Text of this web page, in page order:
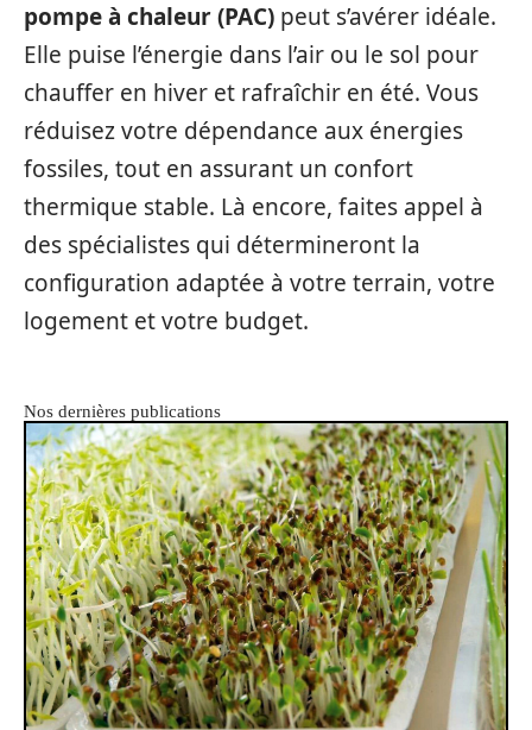
pompe à chaleur (PAC) peut s’avérer idéale.
Elle puise l’énergie dans l’air ou le sol pour
chauffer en hiver et rafraîchir en été. Vous
réduisez votre dépendance aux énergies
fossiles, tout en assurant un confort
thermique stable. Là encore, faites appel à
des spécialistes qui détermineront la
configuration adaptée à votre terrain, votre
logement et votre budget.
Nos dernières publications